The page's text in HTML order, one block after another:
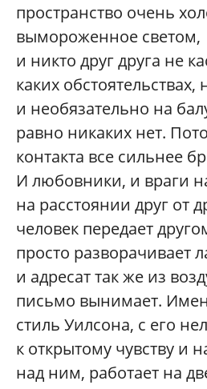
пространство очень
вымороженное светом,
и никто друг друга не
каких
и необязательно на
равно никаких нет.
контакта все сильнее
И любовники, и враги
на расстоянии друг от
человек передает
просто разворачивает
и адресат так же из
письмо вынимает.
стиль Уилсона, с его
к открытому чувству и
над ним, работает на